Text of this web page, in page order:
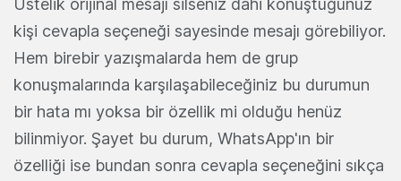
Üstelik orijinal mesajı silseniz dahi konuştuğunuz
kişi cevapla seçeneği sayesinde mesajı görebiliyor.
Hem birebir yazışmalarda hem de grup
konuşmalarında karşılaşabileceğiniz bu durumun
bir hata mı yoksa bir özellik mi olduğu henüz
bilinmiyor. Şayet bu durum, WhatsApp'ın bir
özelliği ise bundan sonra cevapla seçeneğini sıkça